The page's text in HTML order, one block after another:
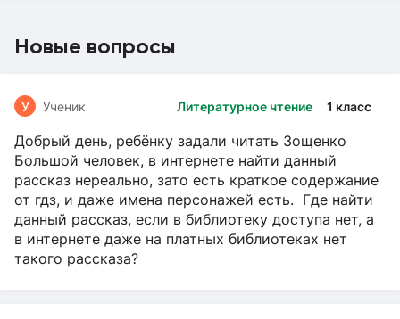
Новые вопросы
Литературное чтение 1 класс
У Ученик
Добрый день, ребёнку задали читать Зощенко
Большой человек, в интернете найти данный
рассказ нереально, зато есть краткое содержание
от гдз, и даже имена персонажей есть. Где найти
данный рассказ, если в библиотеку доступа нет, а
в интернете даже на платных библиотеках нет
такого рассказа?